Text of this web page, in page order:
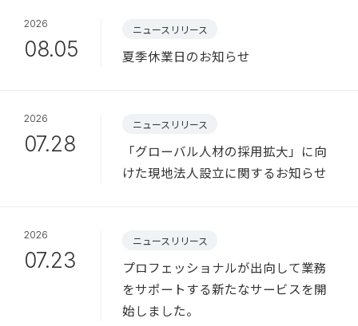
2026
08.05
ニュースリリース
夏季休業日のお知らせ
2026
07.28
ニュースリリース
「グローバル人材の採用拡大」に向
けた現地法人設立に関するお知らせ
2026
07.23
ニュースリリース
プロフェッショナルが出向して業務
をサポートする新たなサービスを開
始しました。